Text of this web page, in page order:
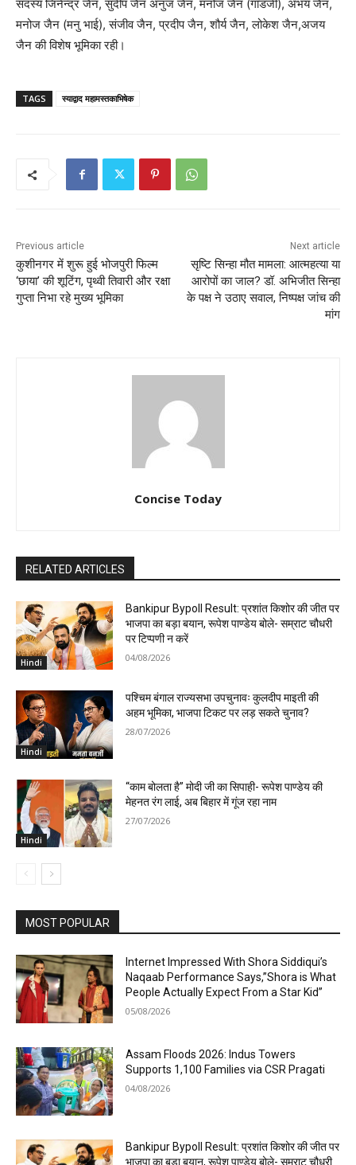
सदस्य जिनेन्द्र जैन, सुदीप जैन अनुज जैन, मनोज जैन (गॉडजी), अभय जैन,
मनोज जैन (मनु भाई), संजीव जैन, प्रदीप जैन, शौर्य जैन, लोकेश जैन,अजय
जैन की विशेष भूमिका रही।
TAGS स्याद्वाद महामस्तकाभिषेक
Previous article
कुशीनगर में शुरू हुई भोजपुरी फिल्म
‘छाया’ की शूटिंग, पृथ्वी तिवारी और रक्षा
गुप्ता निभा रहे मुख्य भूमिका
Next article
सृष्टि सिन्हा मौत मामला: आत्महत्या या
आरोपों का जाल? डॉ. अभिजीत सिन्हा
के पक्ष ने उठाए सवाल, निष्पक्ष जांच की
मांग
Concise Today
RELATED ARTICLES
Hindi
Bankipur Bypoll Result: प्रशांत किशोर की जीत पर
भाजपा का बड़ा बयान, रूपेश पाण्डेय बोले- सम्राट चौधरी
पर टिप्पणी न करें
04/08/2026
Hindi
पश्चिम बंगाल राज्यसभा उपचुनावः कुलदीप माइती की
अहम भूमिका, भाजपा टिकट पर लड़ सकते चुनाव?
28/07/2026
Hindi
“काम बोलता है” मोदी जी का सिपाही- रूपेश पाण्डेय की
मेहनत रंग लाई, अब बिहार में गूंज रहा नाम
27/07/2026
MOST POPULAR
Internet Impressed With Shora Siddiqui’s
Naqaab Performance Says,”Shora is What
People Actually Expect From a Star Kid”
05/08/2026
Assam Floods 2026: Indus Towers
Supports 1,100 Families via CSR Pragati
04/08/2026
Bankipur Bypoll Result: प्रशांत किशोर की जीत पर
भाजपा का बड़ा बयान, रूपेश पाण्डेय बोले- सम्राट चौधरी